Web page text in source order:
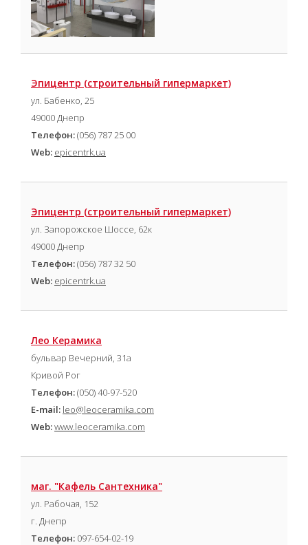
Эпицентр (cтроительный гипермаркет)
ул. Бабенко, 25
49000 Днепр
Телефон:(056) 787 25 00
Web: epicentrk.ua
Эпицентр (cтроительный гипермаркет)
ул. Запорожское Шоссе, 62к
49000 Днепр
Телефон:(056) 787 32 50
Web: epicentrk.ua
Лео Керамика
бульвар Вечерний, 31а
Кривой Рог
Телефон:(050) 40-97-520
E-mail: leo@leoceramika.com
Web:www.leoceramika.com
маг. "Кафель Сантехника"
ул. Рабочая, 152
г. Днепр
Телефон: 097-654-02-19